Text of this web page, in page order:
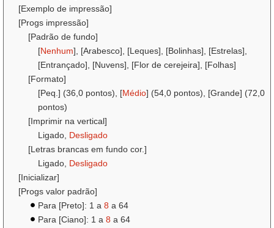
[Exemplo de impressão]
[Progs impressão]
[Padrão de fundo]
[Nenhum], [Arabesco], [Leques], [Bolinhas], [Estrelas],
[Entrançado], [Nuvens], [Flor de cerejeira], [Folhas]
[Formato]
[Peq.] (36,0 pontos), [Médio] (54,0 pontos), [Grande] (72,0
pontos)
[Imprimir na vertical]
Ligado, Desligado
[Letras brancas em fundo cor.]
Ligado, Desligado
[Inicializar]
[Progs valor padrão]
Para [Preto]: 1 a 8 a 64
Para [Ciano]: 1 a 8 a 64